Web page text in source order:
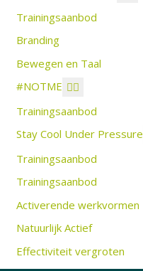
Trainingsaanbod
Branding
Bewegen en Taal
#NOTME
Trainingsaanbod
Stay Cool Under Pressure
Trainingsaanbod
Trainingsaanbod
Activerende werkvormen
Natuurlijk Actief
Effectiviteit vergroten